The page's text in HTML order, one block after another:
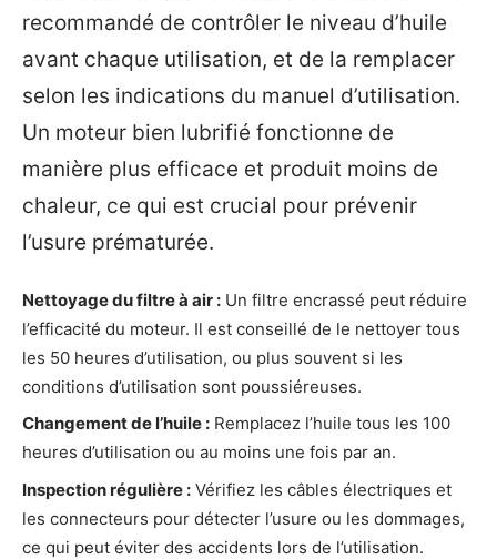
recommandé de contrôler le niveau d’huile
avant chaque utilisation, et de la remplacer
selon les indications du manuel d’utilisation.
Un moteur bien lubrifié fonctionne de
manière plus efficace et produit moins de
chaleur, ce qui est crucial pour prévenir
l’usure prématurée.
Nettoyage du filtre à air : Un filtre encrassé peut réduire
l’efficacité du moteur. Il est conseillé de le nettoyer tous
les 50 heures d’utilisation, ou plus souvent si les
conditions d’utilisation sont poussiéreuses.
Changement de l’huile : Remplacez l’huile tous les 100
heures d’utilisation ou au moins une fois par an.
Inspection régulière : Vérifiez les câbles électriques et
les connecteurs pour détecter l’usure ou les dommages,
ce qui peut éviter des accidents lors de l’utilisation.